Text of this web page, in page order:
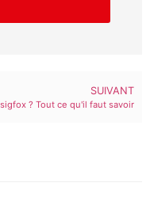
SUIVANT
? Tout ce qu'il faut savoir